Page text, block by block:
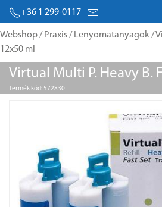
+36 1 299-0117
Webshop/ Praxis/ Lenyomatanyagok/
12x50 ml
Virtual Multi P. Heavy B.
Termék kód: 572830